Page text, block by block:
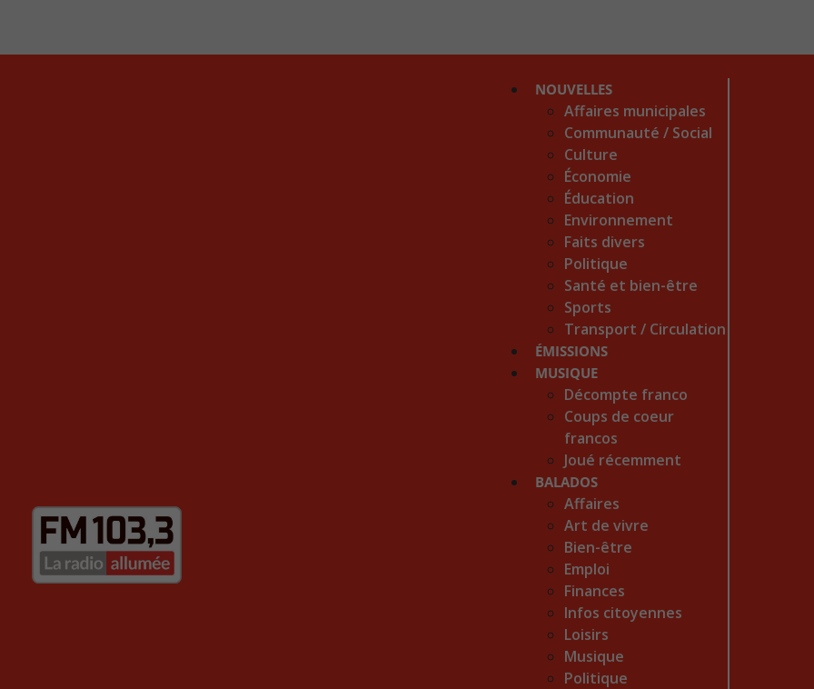
NOUVELLES
Affaires municipales
Communauté / Social
Culture
Économie
Éducation
Environnement
Faits divers
Politique
Santé et bien-être
Sports
Transport / Circulation
ÉMISSIONS
MUSIQUE
Décompte franco
Coups de coeur
francos
Joué récemment
BALADOS
Affaires
Art de vivre
Bien-être
Emploi
Finances
Infos citoyennes
Loisirs
Musique
Politique